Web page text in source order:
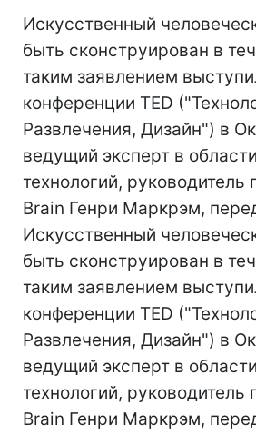
Искусственный
быть сконструирован в
таким заявлением
конференции TED
Развлечения, Дизайн") в
ведущий эксперт в
технологий, руководитель
Brain Генри Маркрэм,
Искусственный
быть сконструирован в
таким заявлением
конференции TED
Развлечения, Дизайн") в
ведущий эксперт в
технологий, руководитель
Brain Генри Маркрэм,